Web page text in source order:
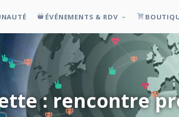
ÉVÉNEMENTS & RDV
: rencontre